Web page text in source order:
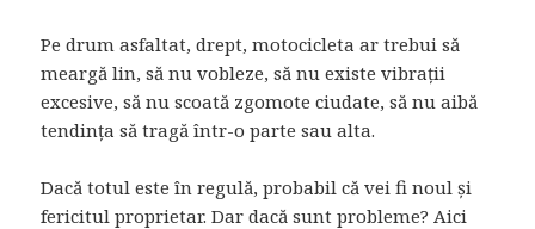
Pe drum asfaltat, drept, motocicleta ar trebui să
meargă lin, să nu vobleze, să nu existe vibrații
excesive, să nu scoată zgomote ciudate, să nu aibă
tendința să tragă într-o parte sau alta.
Dacă totul este în regulă, probabil că vei fi noul și
fericitul proprietar. Dar dacă sunt probleme? Aici